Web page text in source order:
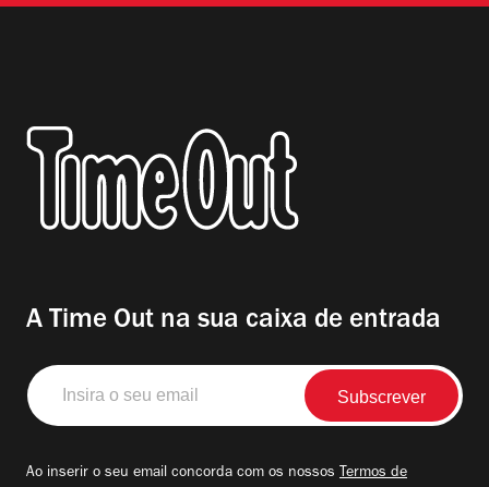
A Time Out na sua caixa de entrada
Insira
o
seu
Ao inserir o seu email concorda com os nossos Termos de